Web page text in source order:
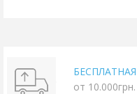
от 10.000грн.